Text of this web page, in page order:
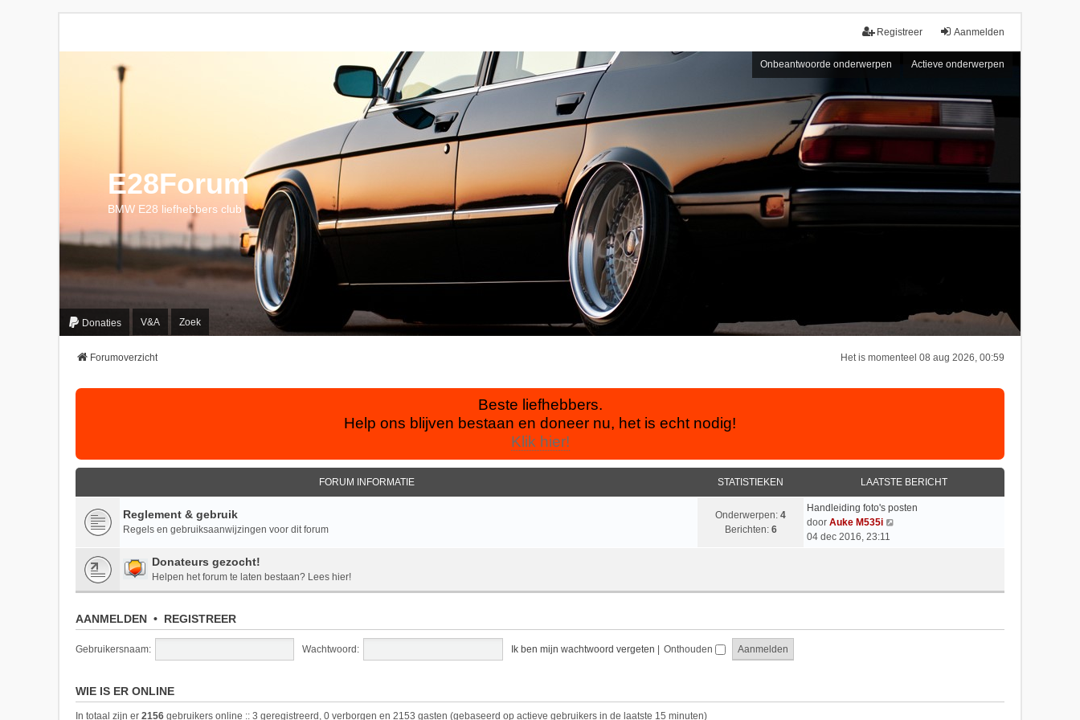
Aanmelden
Registreer
Onbeantwoorde onderwerpen Actieve onderwerpen
E28Forum
BMW E28 liefhebbers club
Donaties V&A Zoek
Het is momenteel 08 aug 2026, 00:59
Forumoverzicht
Beste liefhebbers.
Help ons blijven bestaan en doneer nu, het is echt nodig!
Klik hier!
FORUM INFORMATIE STATISTIEKEN LAATSTE BERICHT
Reglement & gebruik
Regels en gebruiksaanwijzingen voor dit forum
Onderwerpen: 4
Berichten: 6
Handleiding foto's posten
door Auke M535i
k
04 dec 2016, 23:11
Donateurs gezocht!
Helpen het forum te laten bestaan? Lees hier!
AANMELDEN • REGISTREER
Gebruikersnaam: Wachtwoord: Ik ben mijn wachtwoord vergeten Onthouden
WIE IS ER ONLINE
In totaal zijn er 2156 gebruikers online :: 3 geregistreerd, 0 verborgen en 2153 gasten (gebaseerd op actieve gebruikers in de laatste 15 minuten)